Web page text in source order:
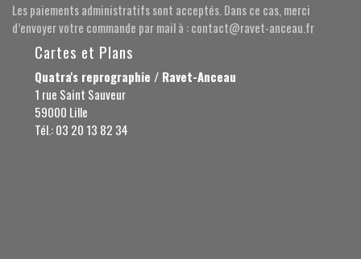
Les paiements administratifs sont acceptés. Dans ce cas, merci
d’envoyer votre commande par mail à : contact@ravet-anceau.fr
Cartes et Plans
Quatra's reprographie / Ravet-Anceau
1 rue Saint Sauveur
59000 Lille
Tél.: 03 20 13 82 34